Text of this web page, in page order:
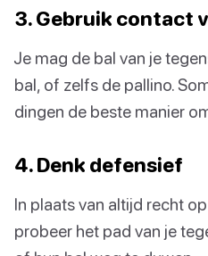
3. Gebruik contact
Je mag de bal van je
bal, of zelfs de pallino.
dingen de beste manier
4. Denk defensief
In plaats van altijd recht
probeer het pad van je